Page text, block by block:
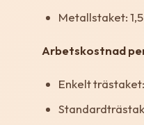
Metallstaket:
Arbetskostnad
Enkelt